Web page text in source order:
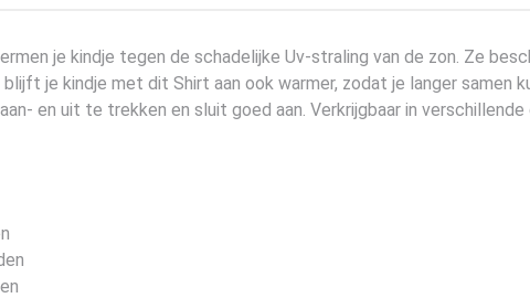
je kindje tegen de schadelijke Uv-straling van de zon. Ze
je kindje met dit Shirt aan ook warmer, zodat je langer samen
en uit te trekken en sluit goed aan. Verkrijgbaar in